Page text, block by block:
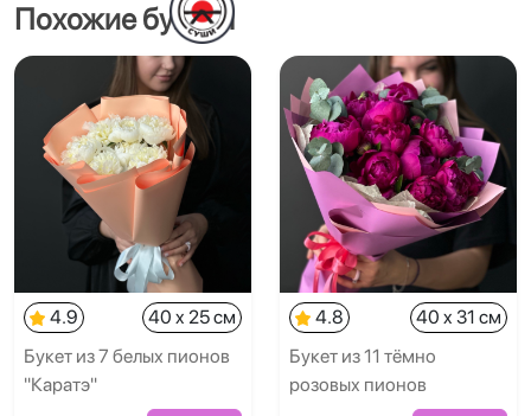
Похожие букеты
4.9
40 x 25 см
Букет из 7 белых пионов
"Каратэ"
4.8
40 x 31 см
Букет из 11 тёмно
розовых пионов